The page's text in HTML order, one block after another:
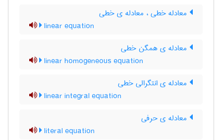
معادله خطی ، معادله ی خطی
linear equation
معادله ی همگن خطی
linear homogeneous equation
معادله ی انتگرالی خطی
linear integral equation
معادله ی حرفی
literal equation